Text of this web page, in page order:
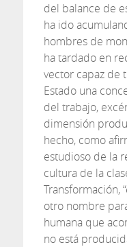
del balance de
ha ido
hombres de
ha tardado en
vector capaz de
Estado una
del trabajo,
dimensión
hecho, como
estudioso de la
cultura de la
Transformación,
otro nombre
humana que
no está